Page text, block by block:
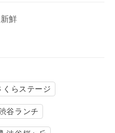
鮮
くらステージ
谷ランチ